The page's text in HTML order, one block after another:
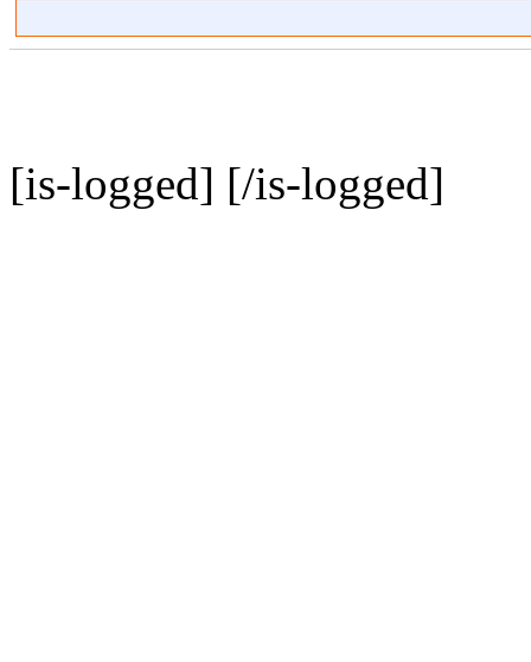
[is-logged] [/is-logged]